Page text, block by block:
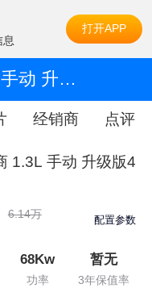
打开APP
2014款 宜商 1.3L 手动 升级版4G13 7座
经销商 点评
1.3L 手动 升级版4
6.14万 配置参数
68Kw
功率
暂无
3年保值率